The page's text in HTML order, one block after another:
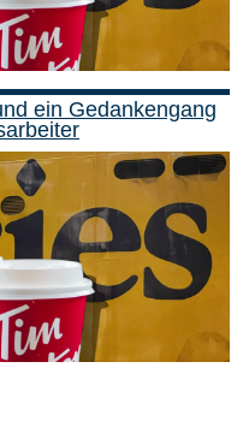
ein Gedankengang